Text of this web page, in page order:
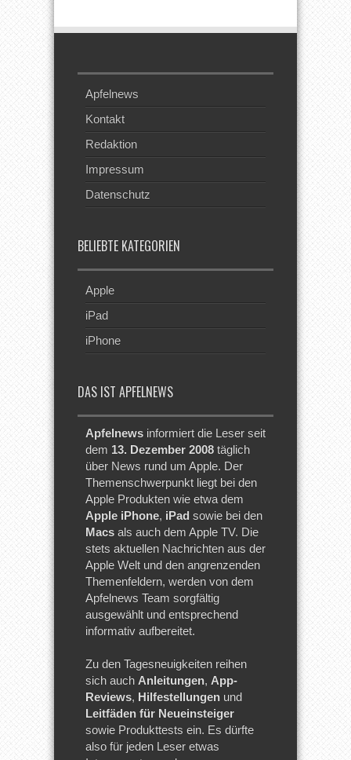
Apfelnews
Kontakt
Redaktion
Impressum
Datenschutz
BELIEBTE KATEGORIEN
Apple
iPad
iPhone
DAS IST APFELNEWS
Apfelnews informiert die Leser seit
dem 13. Dezember 2008 täglich
über News rund um Apple. Der
Themenschwerpunkt liegt bei den
Apple Produkten wie etwa dem
Apple iPhone, iPad sowie bei den
Macs als auch dem Apple TV. Die
stets aktuellen Nachrichten aus der
Apple Welt und den angrenzenden
Themenfeldern, werden von dem
Apfelnews Team sorgfältig
ausgewählt und entsprechend
informativ aufbereitet.
Zu den Tagesneuigkeiten reihen
sich auch Anleitungen, App-
Reviews, Hilfestellungen und
Leitfäden für Neueinsteiger
sowie Produkttests ein. Es dürfte
also für jeden Leser etwas